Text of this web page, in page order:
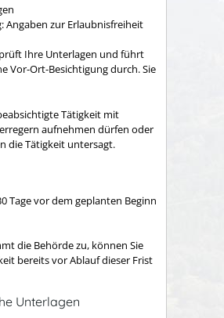
Angaben zur Erlaubnisfreiheit
Ihre Unterlagen und führt
Vor-Ort-Besichtigung durch. Sie
Tätigkeit mit
aufnehmen dürfen oder
die Tätigkeit untersagt.
Tage vor dem geplanten Beginn
die Behörde zu, können Sie
bereits vor Ablauf dieser Frist
Unterlagen